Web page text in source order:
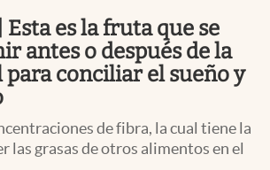
es la fruta que se
antes o después de la
para conciliar el sueño y
de fibra, la cual tiene la
las grasas de otros alimentos en el